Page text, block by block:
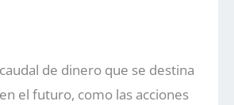
de dinero que se destina
el futuro, como las acciones